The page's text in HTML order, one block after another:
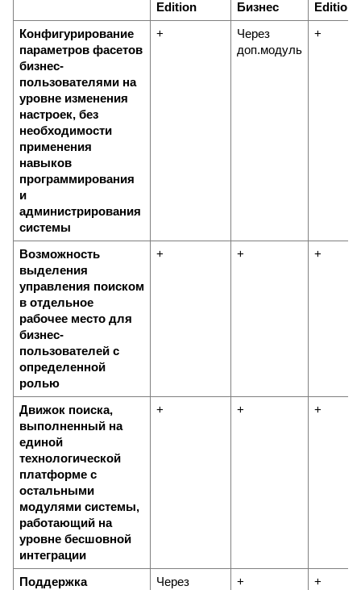
Edition
Бизнес
Edition
Конфигурирование
параметров фасетов
бизнес-
пользователями на
уровне изменения
настроек, без
необходимости
применения
навыков
программирования
и
администрирования
системы
+
Через
доп.модуль
+
Возможность
выделения
управления поиском
в отдельное
рабочее место для
бизнес-
пользователей с
определенной
ролью
+ + +
Движок поиска,
выполненный на
единой
технологической
платформе с
остальными
модулями системы,
работающий на
уровне бесшовной
интеграции
+ + +
Поддержка
Через
+ +